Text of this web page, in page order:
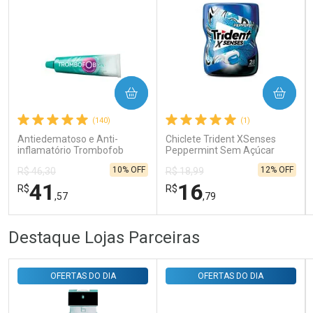
Comprar sem Desconto
Por R$ 29,30/cada
Comprar sem Desconto
Por R$ 29,30/cada
(140)
Antiedematoso e Anti-
inflamatório Trombofob
R$ 46,30
R$41 ,57
10% OFF
COMPRAR
FECHAR
Laboratório
FECHAR
Por Menos
(1)
Chiclete Trident XSenses
Peppermint Sem Açúcar
R$ 18,99
R$16,79
12% OFF
COMPRAR
Por Menos
Destaque Lojas Parceiras
OFERTAS DO DIA OFERTAS DO DIA